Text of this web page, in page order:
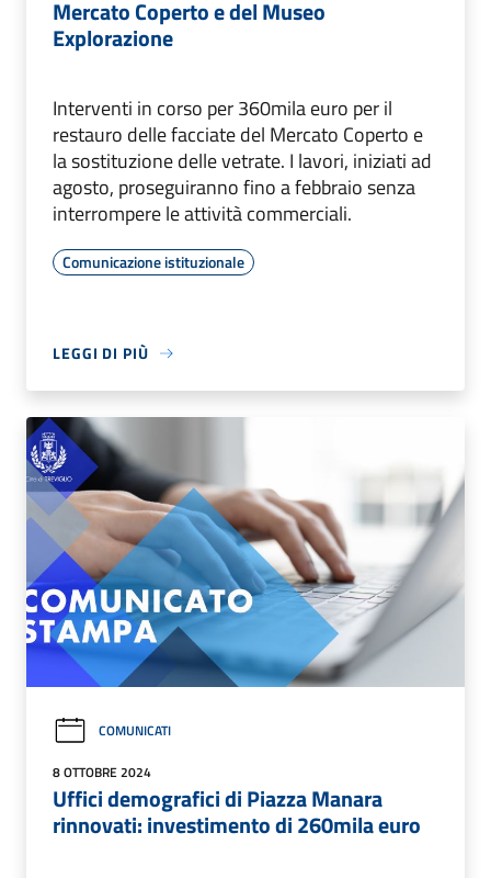
Mercato Coperto e del Museo
Explorazione
Interventi in corso per 360mila euro per il
restauro delle facciate del Mercato Coperto e
la sostituzione delle vetrate. I lavori, iniziati ad
agosto, proseguiranno fino a febbraio senza
interrompere le attività commerciali.
Comunicazione istituzionale
LEGGI DI PIÙ
COMUNICATI
8 OTTOBRE 2024
Uffici demografici di Piazza Manara
rinnovati: investimento di 260mila euro